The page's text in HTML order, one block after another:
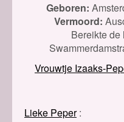
Geboren:
Vermoord:
Bereikte de
Vrouwtje Izaaks-
Lieke Peper